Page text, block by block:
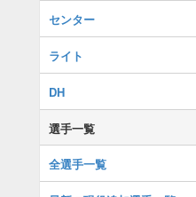
センター
ライト
DH
選手一覧
全選手一覧